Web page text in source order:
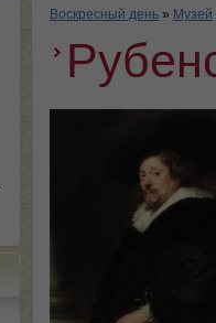
Воскресный день » Музей